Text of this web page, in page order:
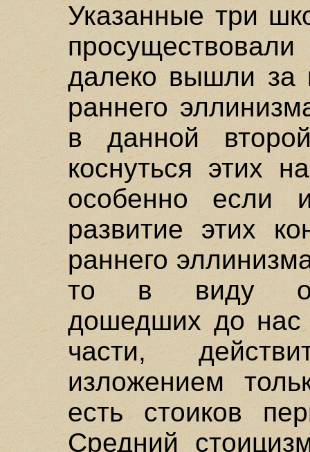
Указанные три
далеко вышли за
раннего
в данной
коснуться этих
особенно если
развитие этих
раннего
то в виду
дошедших до нас
части,
изложением
есть стоиков
Средний